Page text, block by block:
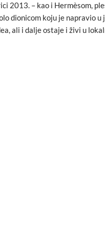
2013. – kao i Hermèsom,
dionicom koju je napravio u
ali i dalje ostaje i živi u